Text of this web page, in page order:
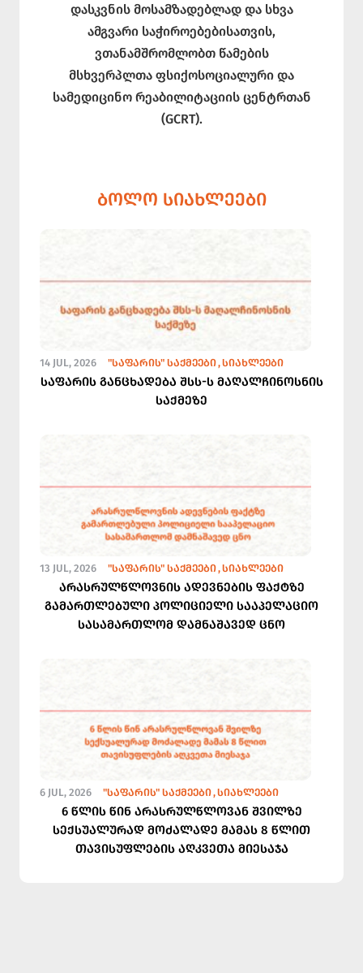
დასკვნის მოსამზადებლად და სხვა
ამგვარი საჭიროებებისათვის,
ვთანამშრომლობთ წამების
მსხვერპლთა ფსიქოსოციალური და
სამედიცინო რეაბილიტაციის ცენტრთან
(GCRT).
ᲑᲝᲚᲝ ᲡᲘᲐᲮᲚᲔᲔᲑᲘ
14 JUL, 2026 "ᲡᲐᲤᲐᲠᲘᲡ" ᲡᲐᲥᲛᲔᲔᲑᲘ ᲡᲘᲐᲮᲚᲔᲔᲑᲘ
საფარის განცხადება შსს-ს მაღალჩინოსნის
საქმეზე
13 JUL, 2026 "ᲡᲐᲤᲐᲠᲘᲡ" ᲡᲐᲥᲛᲔᲔᲑᲘ ᲡᲘᲐᲮᲚᲔᲔᲑᲘ
არასრულწლოვნის ადევნების ფაქტზე
გამართლებული პოლიციელი სააპელაციო
სასამართლომ დამნაშავედ ცნო
6 JUL, 2026 "ᲡᲐᲤᲐᲠᲘᲡ" ᲡᲐᲥᲛᲔᲔᲑᲘ ᲡᲘᲐᲮᲚᲔᲔᲑᲘ
6 წლის წინ არასრულწლოვან შვილზე
სექსუალურად მოძალადე მამას 8 წლით
თავისუფლების აღკვეთა მიესაჯა